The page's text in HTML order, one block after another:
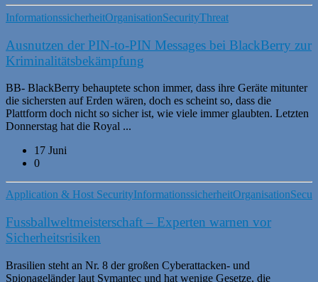
InformationssicherheitOrganisationSecurityThreat
Ausnutzen der PIN-to-PIN Messages bei BlackBerry zur
Kriminalitätsbekämpfung
BB- BlackBerry behauptete schon immer, dass ihre Geräte mitunter
die sichersten auf Erden wären, doch es scheint so, dass die
Plattform doch nicht so sicher ist, wie viele immer glaubten. Letzten
Donnerstag hat die Royal ...
17 Juni
0
Application & Host SecurityInformationssicherheitOrganisation
Fussballweltmeisterschaft – Experten warnen vor
Sicherheitsrisiken
Brasilien steht an Nr. 8 der großen Cyberattacken- und
Spionageländer laut Symantec und hat wenige Gesetze, die